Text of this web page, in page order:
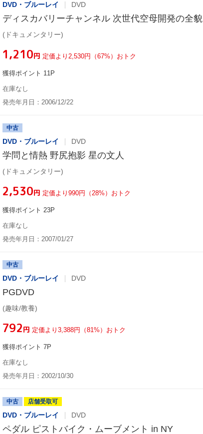
DVD・ブルーレイ DVD
ディスカバリーチャンネル 次世代空母開発の全貌
(ドキュメンタリー)
¥1,210円 定価より2,530円（67%）おトク
獲得ポイント 11P
在庫なし
発売年月日：2006/12/22
中古
DVD・ブルーレイ DVD
学問と情熱 野尻抱影 星の文人
(ドキュメンタリー)
¥2,530円 定価より990円（28%）おトク
獲得ポイント 23P
在庫なし
発売年月日：2007/01/27
中古
DVD・ブルーレイ DVD
PGDVD
(趣味/教養)
¥792円 定価より3,388円（81%）おトク
獲得ポイント 7P
在庫なし
発売年月日：2002/10/30
中古 店舗受取可
DVD・ブルーレイ DVD
ペダル ピストバイク・ムーブメント in NY